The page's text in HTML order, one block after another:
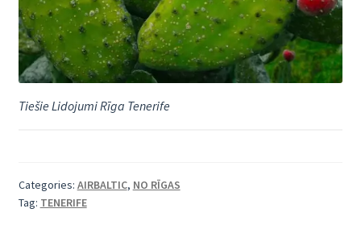
Tiešie Lidojumi Rīga Tenerife
Categories: AIRBALTIC, NO RĪGAS
Tag: TENERIFE